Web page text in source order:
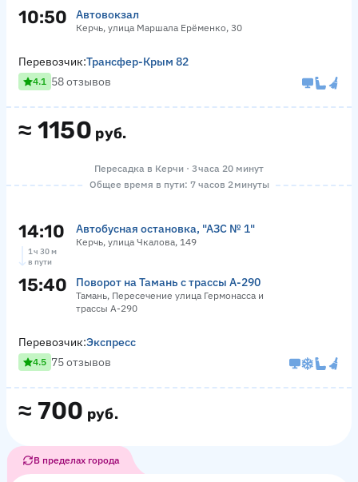
10:50 Автовокзал
Керчь, улица Маршала Ерёменко, 30
≈ 1150 руб.
Перевозчик:Трансфер-Крым 82
4.1 58 отзывов
Пересадка в Керчи · 3 часа 20 минут
Общее время в пути: 7 часов 2 минуты
14:10 Автобусная остановка, "АЗС № 1"
Керчь, улица Чкалова, 149
1 ч 30 м
в пути
15:40 Поворот на Тамань с трассы А-290
Тамань, Пересечение улица Гермонасса и
трассы А-290
≈ 700 руб.
Перевозчик:Экспресс
4.5 75 отзывов
В пределах города